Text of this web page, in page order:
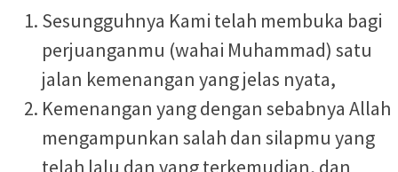
Sesungguhnya Kami telah membuka bagi
perjuanganmu (wahai Muhammad) satu
jalan kemenangan yang jelas nyata,
Kemenangan yang dengan sebabnya Allah
mengampunkan salah dan silapmu yang
telah lalu dan yang terkemudian, dan